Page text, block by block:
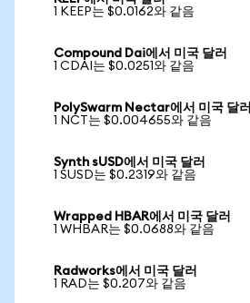
1 KEEP는 $0.0162와 같음
Compound Dai에서 미국 달러
1 CDAI는 $0.0251와 같음
PolySwarm Nectar에서 미국 달러
1 NCT는 $0.004655와 같음
Synth sUSD에서 미국 달러
1 SUSD는 $0.2319와 같음
Wrapped HBAR에서 미국 달러
1 WHBAR는 $0.0688와 같음
Radworks에서 미국 달러
1 RAD는 $0.207와 같음